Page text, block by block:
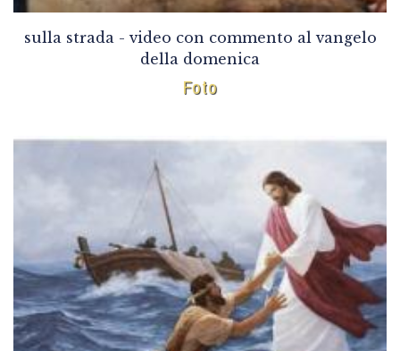
sulla strada - video con commento al vangelo
della domenica
Foto